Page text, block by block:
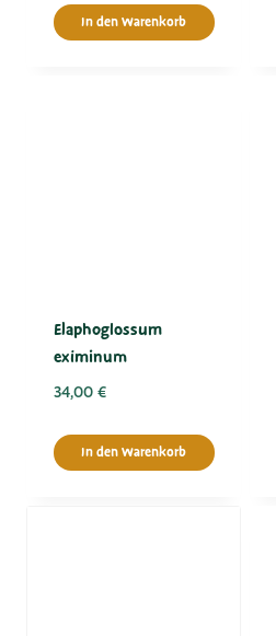
In den Warenkorb
Elaphoglossum
eximinum
34,00 €
In den Warenkorb